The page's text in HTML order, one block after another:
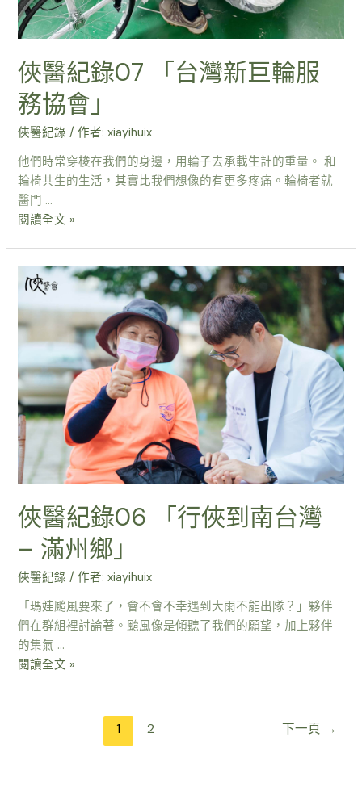
俠醫紀錄07 「台灣新巨輪服
務協會」
俠醫紀錄 / 作者:xiayihuix
他們時常穿梭在我們的身邊，用輪子去承載生計的重量。 和
輪椅共生的生活，其實比我們想像的有更多疼痛。輪椅者就
醫門 …
閱讀全文 »
俠醫紀錄06 「行俠到南台灣
– 滿州鄉」
俠醫紀錄 / 作者:xiayihuix
「瑪娃颱風要來了，會不會不幸遇到大雨不能出隊？」夥伴
們在群組裡討論著。颱風像是傾聽了我們的願望，加上夥伴
的集氣 …
閱讀全文 »
1 2 下一頁 →